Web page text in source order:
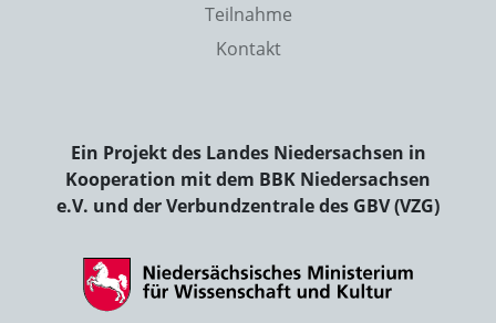
Teilnahme
Kontakt
Ein Projekt des Landes Niedersachsen in
Kooperation mit dem BBK Niedersachsen
e.V. und der Verbundzentrale des GBV (VZG)